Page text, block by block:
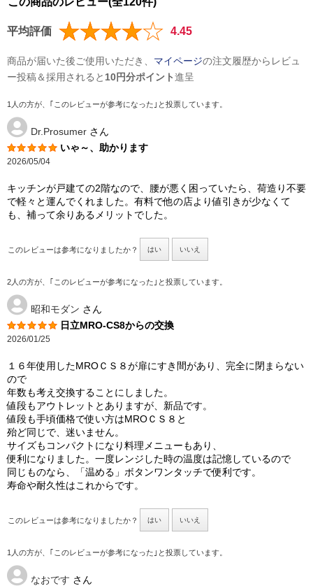
平均評価 4.45
商品が届いた後ご使用いただき、 マイページの注文履歴からレビュ
ー投稿＆採用されると 10円分ポイント進呈
1人の方が、｢このレビューが参考になった｣と投票しています。
Dr.Prosumer さん
いゃ～、助かります
2026/05/04
キッチンが戸建ての2階なので、腰が悪く困っていたら、荷造り不要
で軽々と運んでくれました。有料で他の店より値引きが少なくて
も、補って余りあるメリットでした。
このレビューは参考になりましたか？ はい いいえ
2人の方が、｢このレビューが参考になった｣と投票しています。
昭和モダン さん
日立MRO-CS8からの交換
2026/01/25
１６年使用したMROＣＳ８が扉にすき間があり、完全に閉まらない
ので
年数も考え交換することにしました。
値段もアウトレットとありますが、新品です。
値段も手頃価格で使い方はMROＣＳ８と
殆ど同じで、迷いません。
サイズもコンパクトになり料理メニューもあり、
便利になりました。一度レンジした時の温度は記憶しているので
同じものなら、「温める」ボタンワンタッチで便利です。
寿命や耐久性はこれからです。
このレビューは参考になりましたか？ はい いいえ
1人の方が、｢このレビューが参考になった｣と投票しています。
なおです さん